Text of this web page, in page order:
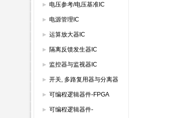
电压参考/电压基准IC
电源管理IC
运算放大器IC
隔离反馈发生器IC
监控器与监视器IC
开关, 多路复用器与分离器
IC
可编程逻辑器件-FPGA
可编程逻辑器件-